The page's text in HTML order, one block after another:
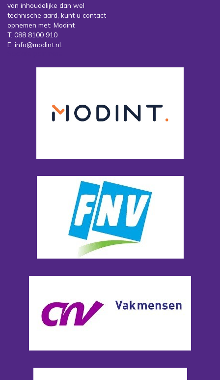
van inhoudelijke dan wel
technische aard, kunt u contact
opnemen met: Modint
T. 088 8100 910
E. info@modint.nl.